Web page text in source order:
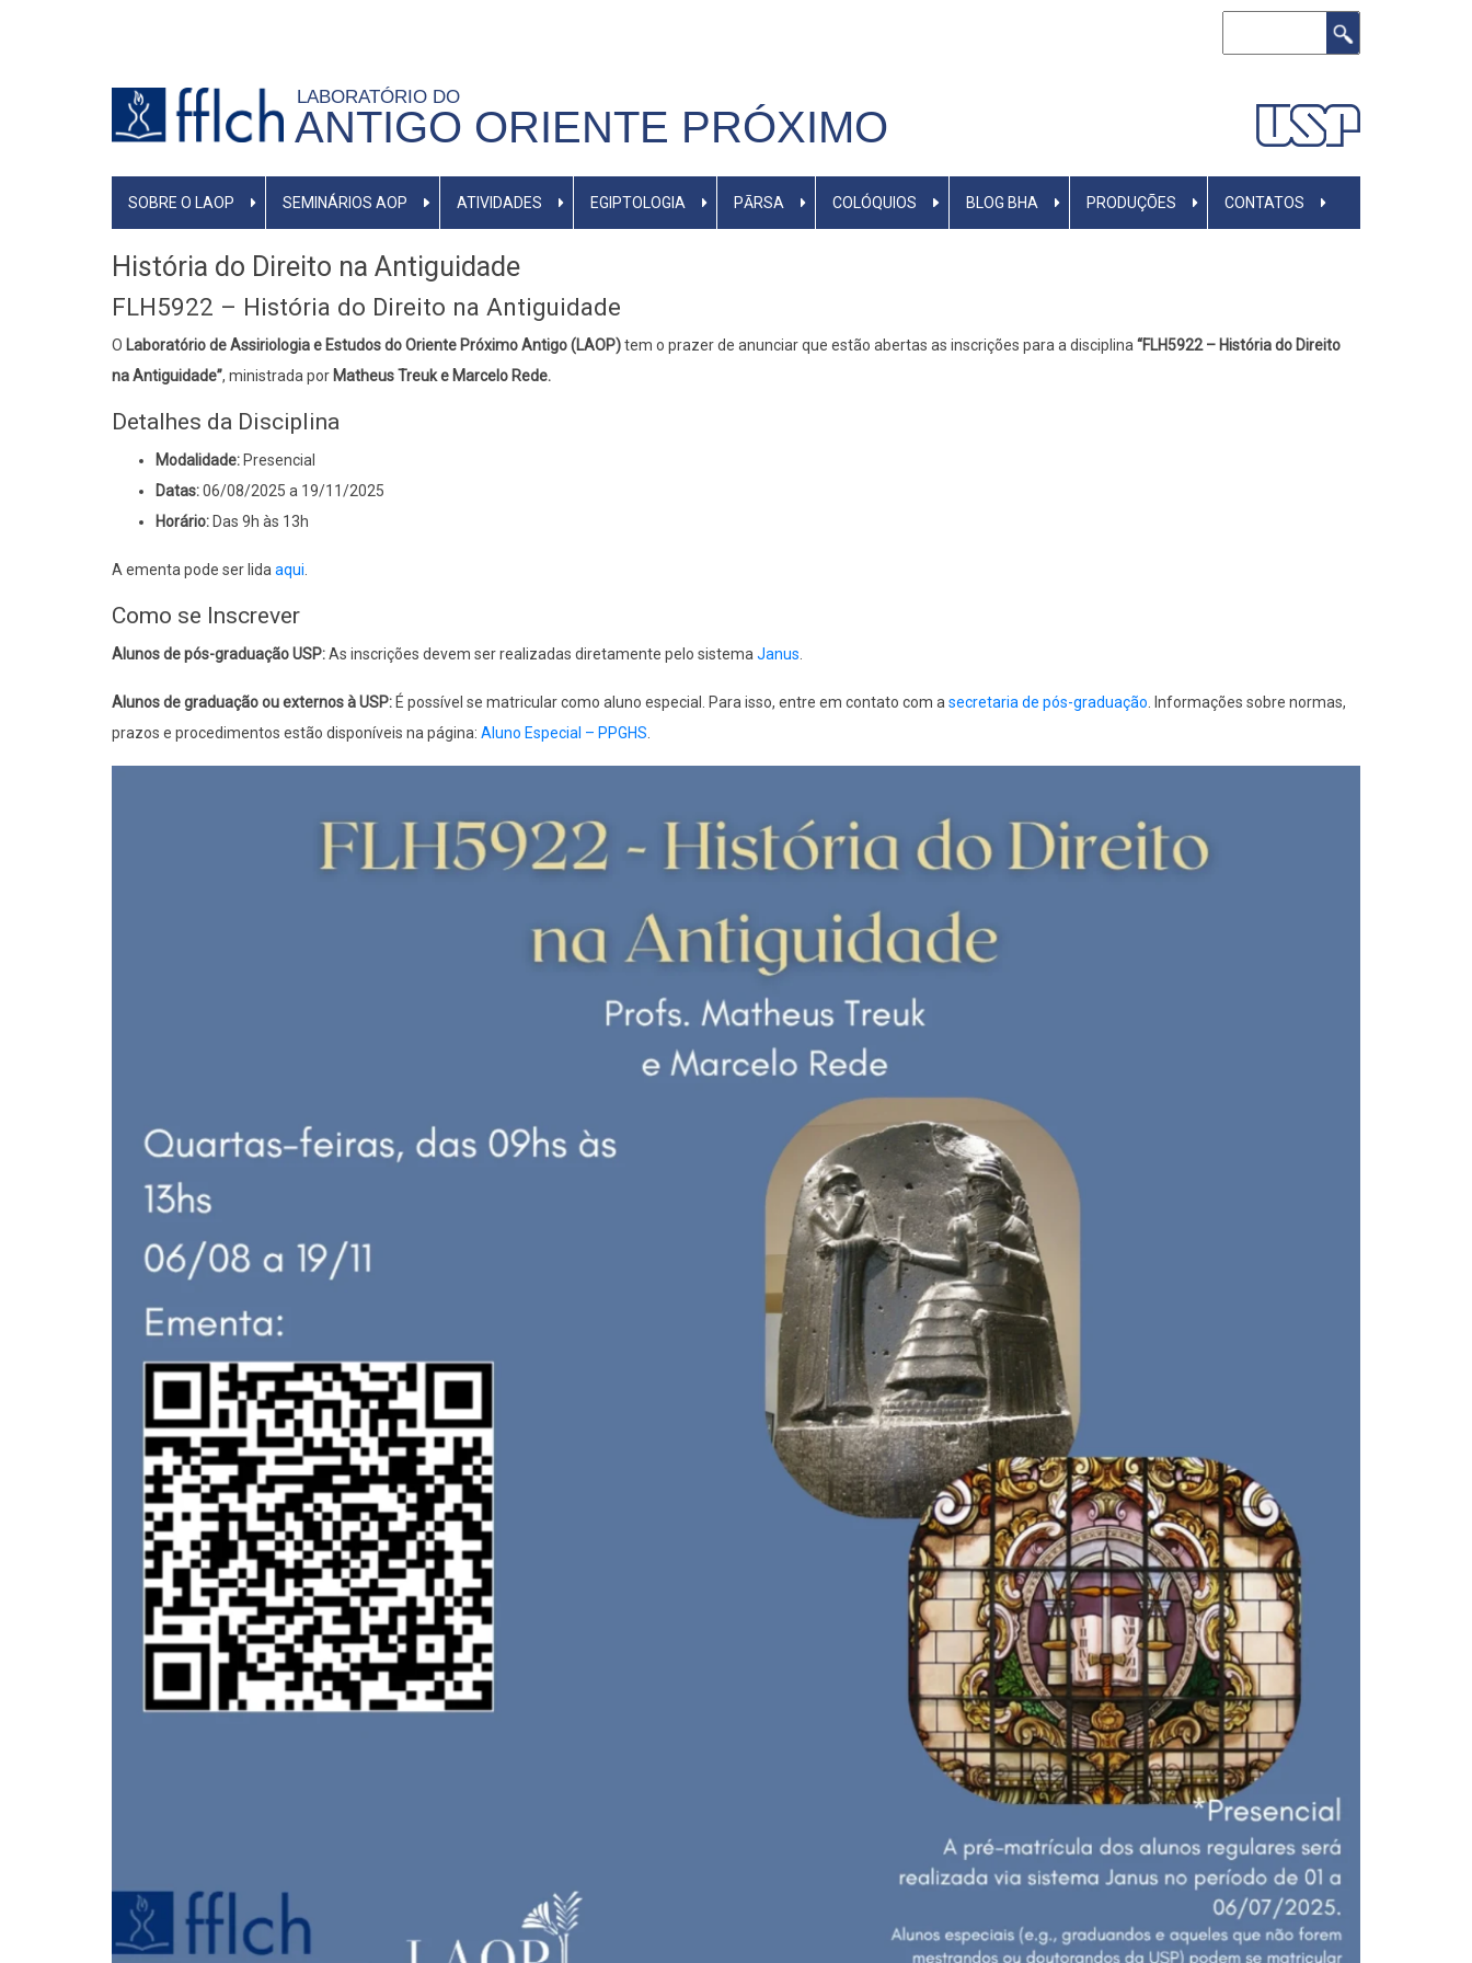
LABORATÓRIO DO
ANTIGO ORIENTE PRÓXIMO
NAVEGAÇÃO
SOBRE O LAOP SEMINÁRIOS AOP ATIVIDADES EGIPTOLOGIA PĀRSA COLÓQUIOS BLOG BHA PRODUÇÕES CONTATOS
História do Direito na Antiguidade
FLH5922 – História do Direito na Antiguidade
O Laboratório de Assiriologia e Estudos do Oriente Próximo Antigo (LAOP)tem o prazer de anunciar que estão abertas as inscrições para a disciplina “FLH5922 – História do Direito
na Antiguidade”, ministrada por Matheus Treuk e Marcelo Rede.
Detalhes da Disciplina
Modalidade: Presencial
Datas:06/08/2025 a 19/11/2025
Horário: Das 9h às 13h
A ementa pode ser lida aqui
Como se Inscrever
Alunos de pós-graduação USP:As inscrições devem ser realizadas diretamente pelo sistema Janus
Alunos de graduação ou externos à USP: É possível se matricular como aluno especial. Para isso, entre em contato com a secretaria de pós-graduação . Informações sobre normas,
prazos e procedimentos estão disponíveis na página: Aluno Especial – PPGHS